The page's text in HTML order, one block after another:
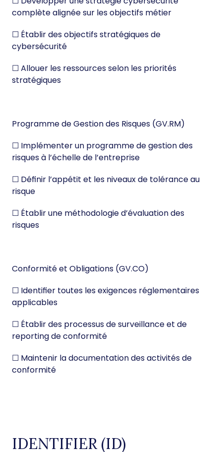
complète alignée sur les objectifs métier
☐ Établir des objectifs stratégiques de
cybersécurité
☐ Allouer les ressources selon les priorités
stratégiques
Programme de Gestion des Risques (GV.RM)
☐ Implémenter un programme de gestion des
risques à l’échelle de l’entreprise
☐ Définir l’appétit et les niveaux de tolérance au
risque
☐ Établir une méthodologie d’évaluation des
risques
Conformité et Obligations (GV.CO)
☐ Identifier toutes les exigences réglementaires
applicables
☐ Établir des processus de surveillance et de
reporting de conformité
☐ Maintenir la documentation des activités de
conformité
IDENTIFIER (ID)